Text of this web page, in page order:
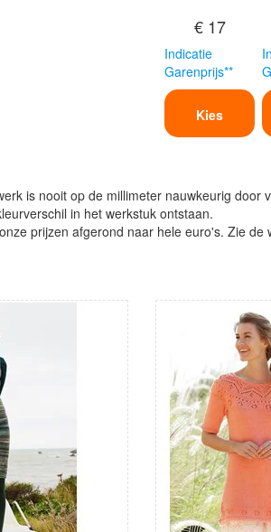
€ 17
Indicatie
Garenprijs**
Kies
is nooit op de millimeter nauwkeurig
in het werkstuk ontstaan.
prijzen afgerond naar hele euro's. Zie de